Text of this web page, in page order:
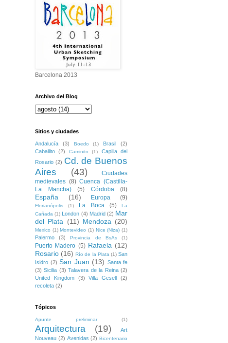
Barcelona 2013
Archivo del Blog
Sitios y ciudades
Andalucía (3) Boedo (1) Brasil
(2)
Caballito
(2) Caminito (1)
Capilla del
Rosario (2) Cd. de Buenos
Aires
(43)
Ciudades
medievales (8) Cuenca (Castilla-
La Mancha)
(5) Córdoba (8)
España (16) Europa (9)
Florianópolis (1) La Boca (5)
La
Cañada (1) London (4) Madrid (2) Mar
del Plata (11) Mendoza (20)
Mexico (1) Montevideo (1) Nice (Niza) (1)
Palermo (3) Provincia de BsAs (1)
Puerto Madero (5) Rafaela (12)
Rosario (16) Río de la Plata (1) San
Isidro (2) San Juan (13) Santa fe
(3) Sicilia (3) Talavera de la Reina (2)
United Kingdom
(3) Villa Gesell
(2)
recoleta (2)
Tópicos
Apunte preliminar (1)
Arquitectura (19)
Art
Nouveau (2) Avenidas (2) Bicentenario